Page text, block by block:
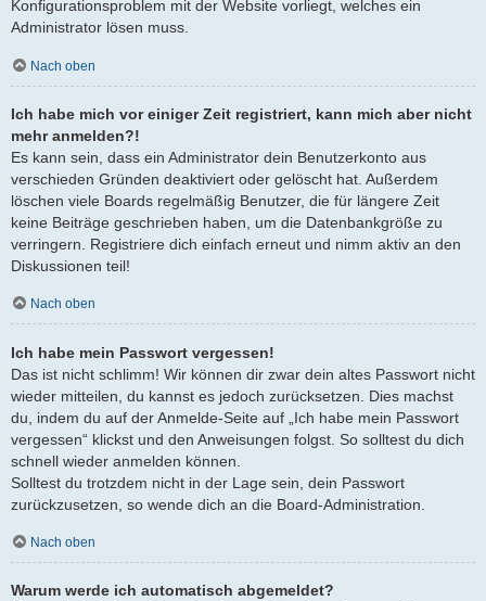
Konfigurationsproblem mit der Website vorliegt, welches ein
Administrator lösen muss.
Nach oben
Ich habe mich vor einiger Zeit registriert, kann mich aber nicht
mehr anmelden?!
Es kann sein, dass ein Administrator dein Benutzerkonto aus
verschieden Gründen deaktiviert oder gelöscht hat. Außerdem
löschen viele Boards regelmäßig Benutzer, die für längere Zeit
keine Beiträge geschrieben haben, um die Datenbankgröße zu
verringern. Registriere dich einfach erneut und nimm aktiv an den
Diskussionen teil!
Nach oben
Ich habe mein Passwort vergessen!
Das ist nicht schlimm! Wir können dir zwar dein altes Passwort nicht
wieder mitteilen, du kannst es jedoch zurücksetzen. Dies machst
du, indem du auf der Anmelde-Seite auf „Ich habe mein Passwort
vergessen“ klickst und den Anweisungen folgst. So solltest du dich
schnell wieder anmelden können.
Solltest du trotzdem nicht in der Lage sein, dein Passwort
zurückzusetzen, so wende dich an die Board-Administration.
Nach oben
Warum werde ich automatisch abgemeldet?